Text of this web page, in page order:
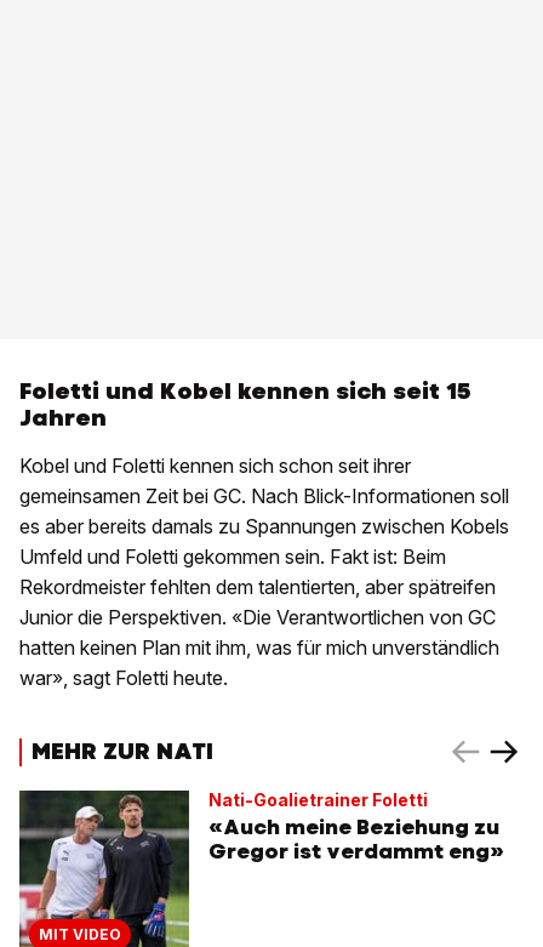
Foletti und Kobel kennen sich seit 15
Jahren
Kobel und Foletti kennen sich schon seit ihrer
gemeinsamen Zeit bei GC. Nach Blick-Informationen soll
es aber bereits damals zu Spannungen zwischen Kobels
Umfeld und Foletti gekommen sein. Fakt ist: Beim
Rekordmeister fehlten dem talentierten, aber spätreifen
Junior die Perspektiven. «Die Verantwortlichen von GC
hatten keinen Plan mit ihm, was für mich unverständlich
war», sagt Foletti heute.
MEHR ZUR NATI
MIT VIDEO
Nati-Goalietrainer Foletti
«Auch meine Beziehung zu
Gregor ist verdammt eng»